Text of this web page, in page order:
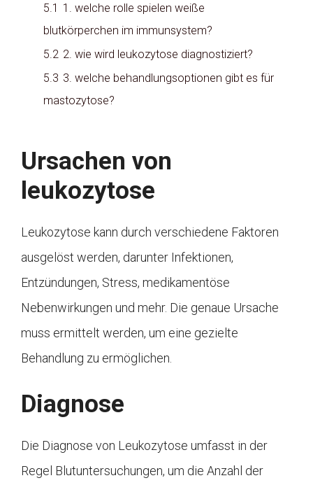
5.1 1. welche rolle spielen weiße
blutkörperchen im immunsystem?
5.2 2. wie wird leukozytose diagnostiziert?
5.3 3. welche behandlungsoptionen gibt es für
mastozytose?
Ursachen von
leukozytose
Leukozytose kann durch verschiedene Faktoren
ausgelöst werden, darunter Infektionen,
Entzündungen, Stress, medikamentöse
Nebenwirkungen und mehr. Die genaue Ursache
muss ermittelt werden, um eine gezielte
Behandlung zu ermöglichen.
Diagnose
Die Diagnose von Leukozytose umfasst in der
Regel Blutuntersuchungen, um die Anzahl der